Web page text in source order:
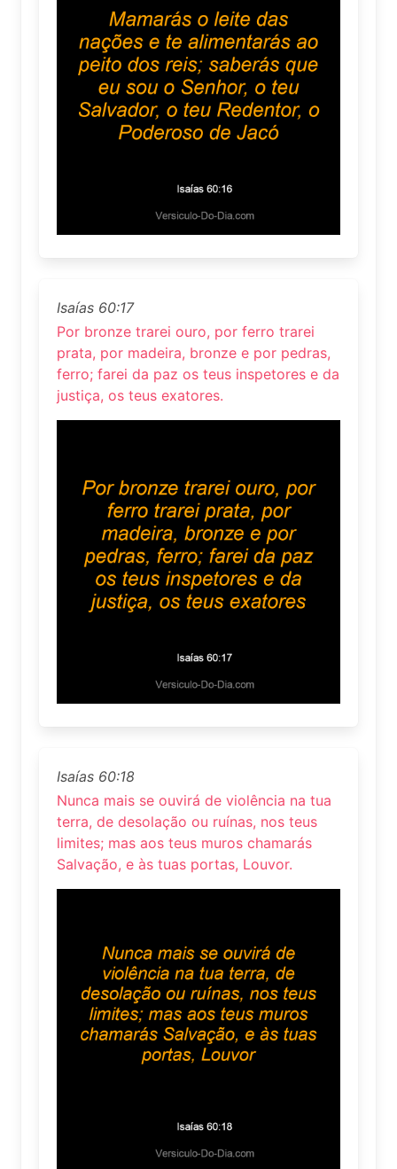
Isaías 60:17
Por bronze trarei ouro, por ferro trarei
prata, por madeira, bronze e por pedras,
ferro; farei da paz os teus inspetores e da
justiça, os teus exatores.
Isaías 60:18
Nunca mais se ouvirá de violência na tua
terra, de desolação ou ruínas, nos teus
limites; mas aos teus muros chamarás
Salvação, e às tuas portas, Louvor.